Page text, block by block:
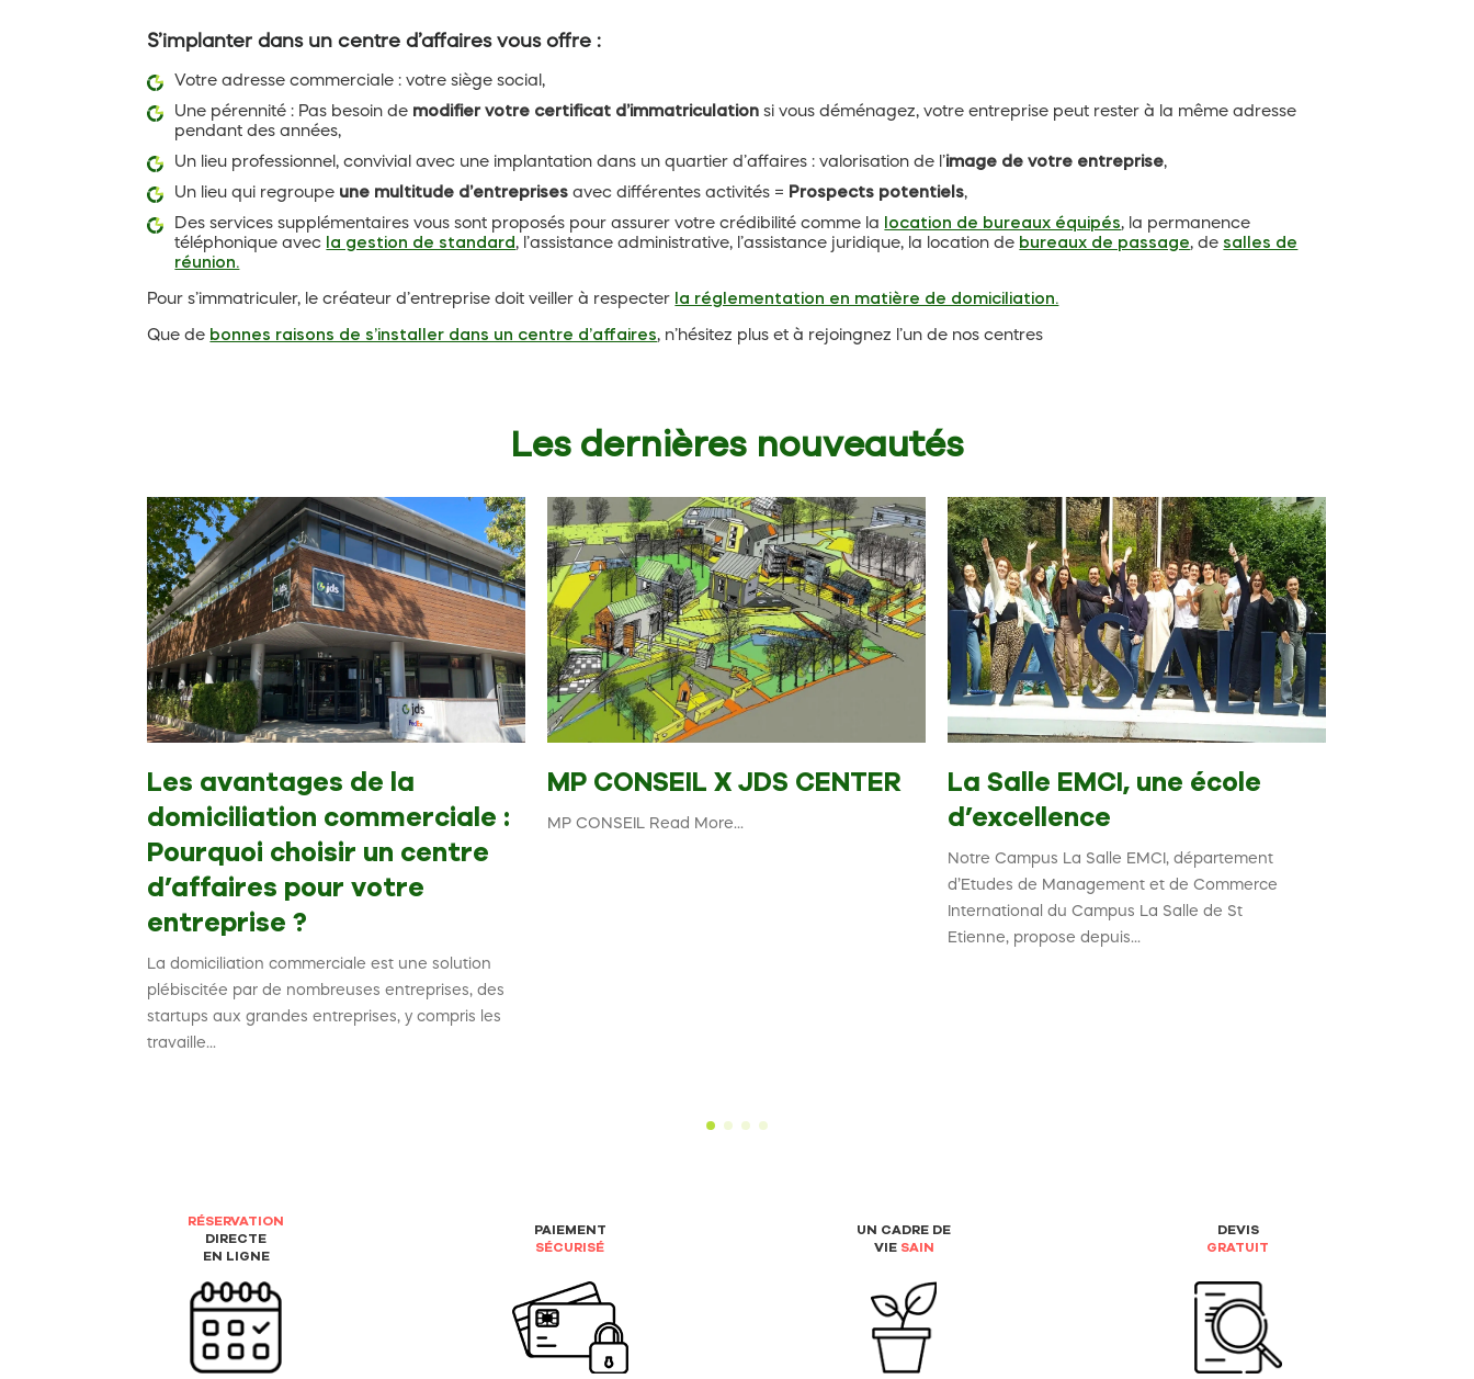
S’implanter dans un centre d’affaires vous offre :
Votre adresse commerciale : votre siège social,
Une pérennité : Pas besoin de modifier votre certificat d’immatriculation si vous déménagez, votre entreprise peut rester à la même adresse
pendant des années,
Un lieu professionnel, convivial avec une implantation dans un quartier d’affaires : valorisation de l’image de votre entreprise,
Un lieu qui regroupe une multitude d’entreprises avec différentes activités = Prospects potentiels,
Des services supplémentaires vous sont proposés pour assurer votre crédibilité comme la location de bureaux équipés, la permanence
téléphonique avec la gestion de standard, l’assistance administrative, l’assistance juridique, la location de bureaux de passage, de salles de
réunion.
Pour s’immatriculer, le créateur d’entreprise doit veiller à respecter la réglementation en matière de domiciliation.
Que de bonnes raisons de s’installer dans un centre d’affaires, n’hésitez plus et à rejoingnez l’un de nos centres
Les dernières nouveautés
Les avantages de la
domiciliation commerciale :
Pourquoi choisir un centre
d’affaires pour votre
entreprise ?
La domiciliation commerciale est une solution
plébiscitée par de nombreuses entreprises, des
startups aux grandes entreprises, y compris les
travaille...
MP CONSEIL X JDS CENTER
MP CONSEIL Read More...
La Salle EMCI, une école
d’excellence
Notre Campus La Salle EMCI, département
d’Etudes de Management et de Commerce
International du Campus La Salle de St
Etienne, propose depuis...
RÉSERVATION
DIRECTE
EN LIGNE
PAIEMENT
SÉCURISÉ
UN CADRE DE
VIE SAIN
DEVIS
GRATUIT